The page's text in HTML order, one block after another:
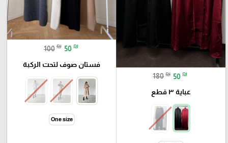
180 ₪ 50 ₪
عباية ٣ قطع
100 ₪ 50 ₪
فستان صوف لتحت الركبة
One size